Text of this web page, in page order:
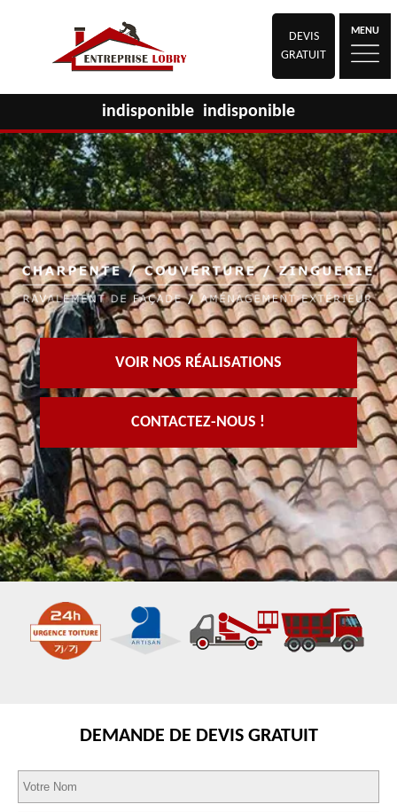
DEVIS
GRATUIT
MENU
indisponible indisponible
VOIR NOS RÉALISATIONS
CONTACTEZ-NOUS !
DEMANDE DE DEVIS GRATUIT